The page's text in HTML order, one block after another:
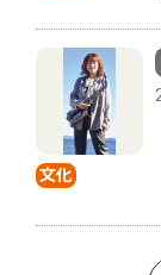
文化